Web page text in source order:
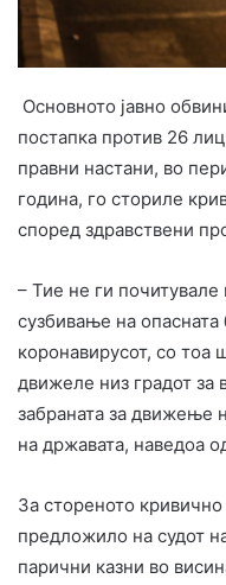
Основното јавно
постапка против 26
правни настани, во
година, го сториле
според здравствени
– Тие не ги
сузбивање на
коронавирусот, со тоа
движеле низ градот за
забраната за движење
на државата, наведоа
За стореното
предложило на судот
парични казни во